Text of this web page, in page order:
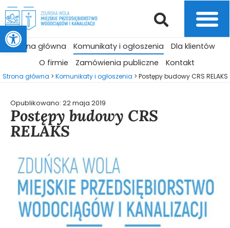
Otwórz pasek narzędzi
Strona główna Komunikaty i ogłoszenia
Dla klientów
O firmie
Zamówienia publiczne Kontakt
Strona główna > Komunikaty i ogłoszenia > Postępy budowy CRS RELAKS
Opublikowano: 22 maja 2019
Postępy budowy CRS
RELAKS